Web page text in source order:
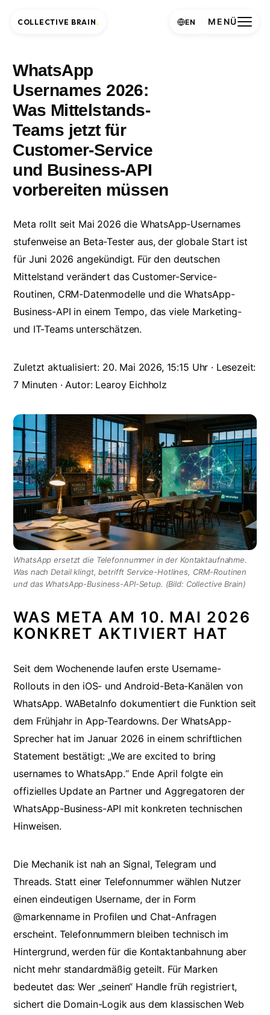
WhatsApp
Usernames 2026:
Was Mittelstands-
Teams jetzt für
Customer-Service
und Business-API
vorbereiten müssen
Meta rollt seit Mai 2026 die WhatsApp-Usernames
stufenweise an Beta-Tester aus, der globale Start ist
für Juni 2026 angekündigt. Für den deutschen
Mittelstand verändert das Customer-Service-
Routinen, CRM-Datenmodelle und die WhatsApp-
Business-API in einem Tempo, das viele Marketing-
und IT-Teams unterschätzen.
Zuletzt aktualisiert: 20. Mai 2026, 15:15 Uhr · Lesezeit:
7 Minuten · Autor: Learoy Eichholz
WhatsApp ersetzt die Telefonnummer in der Kontaktaufnahme.
Was nach Detail klingt, betrifft Service-Hotlines, CRM-Routinen
und das WhatsApp-Business-API-Setup. (Bild: Collective Brain)
WAS META AM 10. MAI 2026
KONKRET AKTIVIERT HAT
Seit dem Wochenende laufen erste Username-
Rollouts in den iOS- und Android-Beta-Kanälen von
WhatsApp. WABetaInfo dokumentiert die Funktion seit
dem Frühjahr in App-Teardowns. Der WhatsApp-
Sprecher hat im Januar 2026 in einem schriftlichen
Statement bestätigt: „We are excited to bring
usernames to WhatsApp.“ Ende April folgte ein
offizielles Update an Partner und Aggregatoren der
WhatsApp-Business-API mit konkreten technischen
Hinweisen.
Die Mechanik ist nah an Signal, Telegram und
Threads. Statt einer Telefonnummer wählen Nutzer
einen eindeutigen Username, der in Form
@markennamein Profilen und Chat-Anfragen
erscheint. Telefonnummern bleiben technisch im
Hintergrund, werden für die Kontaktanbahnung aber
nicht mehr standardmäßig geteilt. Für Marken
bedeutet das: Wer „seinen“ Handle früh registriert,
sichert die Domain-Logik aus dem klassischen Web
COLLECTIVE BRAIN . MENÜ
EN